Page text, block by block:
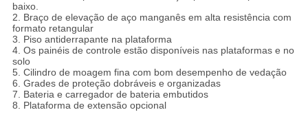
baixo.
2. Braço de elevação de aço manganês em alta resistência com
formato retangular
3. Piso antiderrapante na plataforma
4. Os painéis de controle estão disponíveis nas plataformas e no
solo
5. Cilindro de moagem fina com bom desempenho de vedação
6. Grades de proteção dobráveis ​​e organizadas
7. Bateria e carregador de bateria embutidos
8. Plataforma de extensão opcional